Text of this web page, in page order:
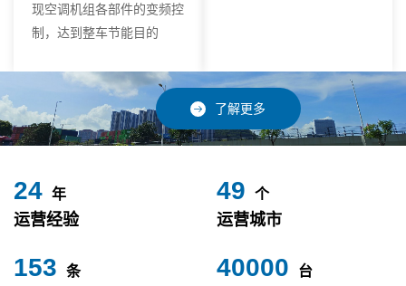
现空调机组各部件的变频控
制，达到整车节能目的
了解更多
24 年
运营经验
49 个
运营城市
153 条 40000 台